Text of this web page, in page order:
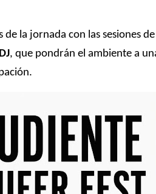
de la jornada con las sesiones de
, que pondrán el ambiente a